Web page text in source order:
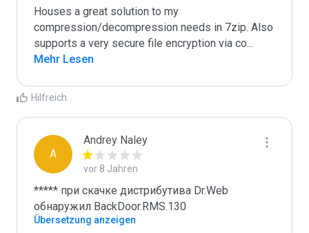
Houses a great solution to my
compression/decompression needs in 7zip. Also
supports a very secure file encryption via co...
Mehr Lesen
Hilfreich
A
Andrey Naley
vor 8 Jahren
***** при скачке дистрибутива Dr.Web
обнаружил BackDoor.RMS.130
Übersetzung anzeigen